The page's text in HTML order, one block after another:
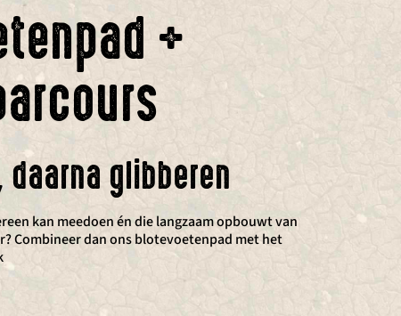
+
daarna glibberen
kan meedoen én die langzaam opbouwt van
Combineer dan ons blotevoetenpad met het